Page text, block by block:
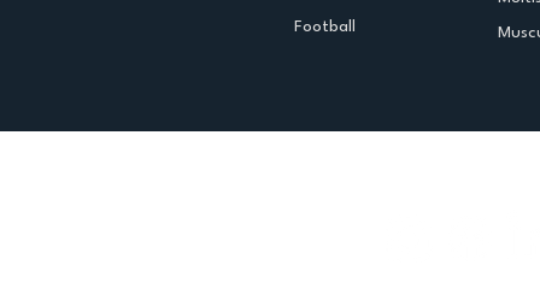
Football